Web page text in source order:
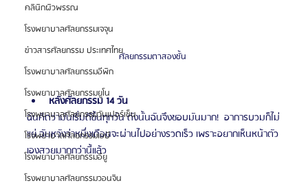
คลินิกผิวพรรณ
โรงพยาบาลศัลยกรรมเจจุน
ข่าวสารศัลยกรรม ประเทศไทย
โรงพยาบาลศัลยกรรมอีพิก
โรงพยาบาลศัลยกรรมยูโน
โรงพยาบาลศัลยกรรมวันเปอร์เซ็น
โรงพยาบาลศัลยกรรมเอบี
โรงพยาบาลศัลยกรรมอียู
โรงพยาบาลศัลยกรรมวอนจิน
ศัลยกรรมตาสองชั้น
หลังศัลยกรรม 14 วัน
ฉันคิดว่ามันเริ่มดีขึ้นทุกวัน ดังนั้นฉันจึงชอบมันมาก!  อาการบวมก็ไม่
แย่ ฉันหวังว่าหนึ่งเดือนจะผ่านไปอย่างรวดเร็ว เพราะอยากเห็นหน้าตัว
เองสวยมากกว่านี้แล้ว